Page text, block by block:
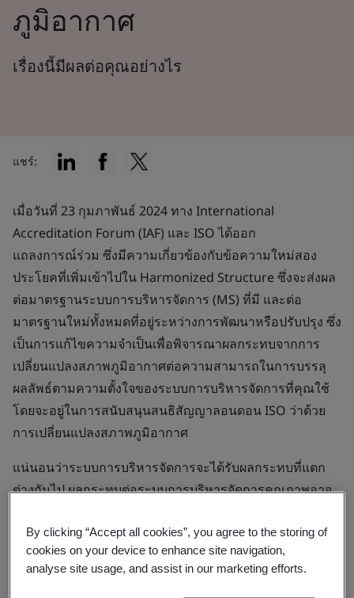
ภูมิอากาศ
เรื่องนี้มีผลต่อคุณอย่างไร
เมื่อวันที่ 23 กุมภาพันธ์ 2024 ทาง International
Accreditation Forum (IAF) และ ISO ได้ออก
แถลงการณ์ร่วม ซึ่งมีความเกี่ยวข้องกับข้อความใหม่สอง
ประโยคที่เพิ่มเข้าไปใน Harmonized Structure ซึ่งจะส่งผล
ต่อมาตรฐานระบบการบริหารจัดการ (MS) ที่มี และต่อ
มาตรฐานใหม่ทั้งหมดที่อยู่ระหว่างการพัฒนาหรือปรับปรุง ซึ่ง
เป็นการแก้ไขความจำเป็นเพื่อพิจารณาผลกระทบจากการ
เปลี่ยนแปลงสภาพภูมิอากาศต่อความสามารถในการบรรลุ
ผลลัพธ์ตามความตั้งใจของระบบการบริหารจัดการที่คุณใช้
โดยจะอยู่ในการสนับสนุนสนธิสัญญาลอนดอน ISO ว่าด้วย
การเปลี่ยนแปลงสภาพภูมิอากาศ
แน่นอนว่าระบบการบริหารจัดการจะได้รับผลกระทบที่แตก
ต่างกันไป ผลกระทบต่อระบบการบริหารจัดการคุณภาพอาจ
และความปลอดภัยเป็นอย่างมาก
สิ่งสำคัญที่สุดคือองค์กรต่างๆ จำเป็นต้องสร้างสิ่งที่สำคัญและ
มีความหมายต่อทั้งตนเองและอุตสาหกรรม เมื่อพิจารณาถึง
แชร์:
By clicking “Accept all cookies”, you agree to the storing of
cookies on your device to enhance site navigation,
analyse site usage, and assist in our marketing efforts.